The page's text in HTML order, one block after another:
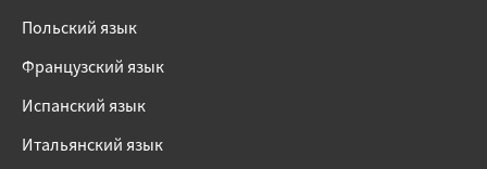
Польский язык
Французский язык
Испанский язык
Итальянский язык